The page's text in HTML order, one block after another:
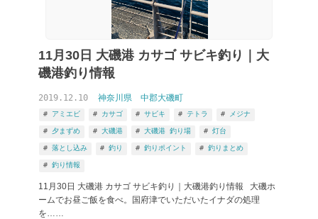
11月30日 大磯港 カサゴ サビキ釣り｜大
磯港釣り情報
2019.12.10 神奈川県 中郡大磯町
アミエビ カサゴ サビキ テトラ メジナ
夕まずめ 大磯港 大磯港 釣り場 灯台
落とし込み 釣り 釣りポイント 釣りまとめ
釣り情報
11月30日 大磯港 カサゴ サビキ釣り｜大磯港釣り情報 大磯ホ
ームでお昼ご飯を食べ。国府津でいただいたイナダの処理
を……